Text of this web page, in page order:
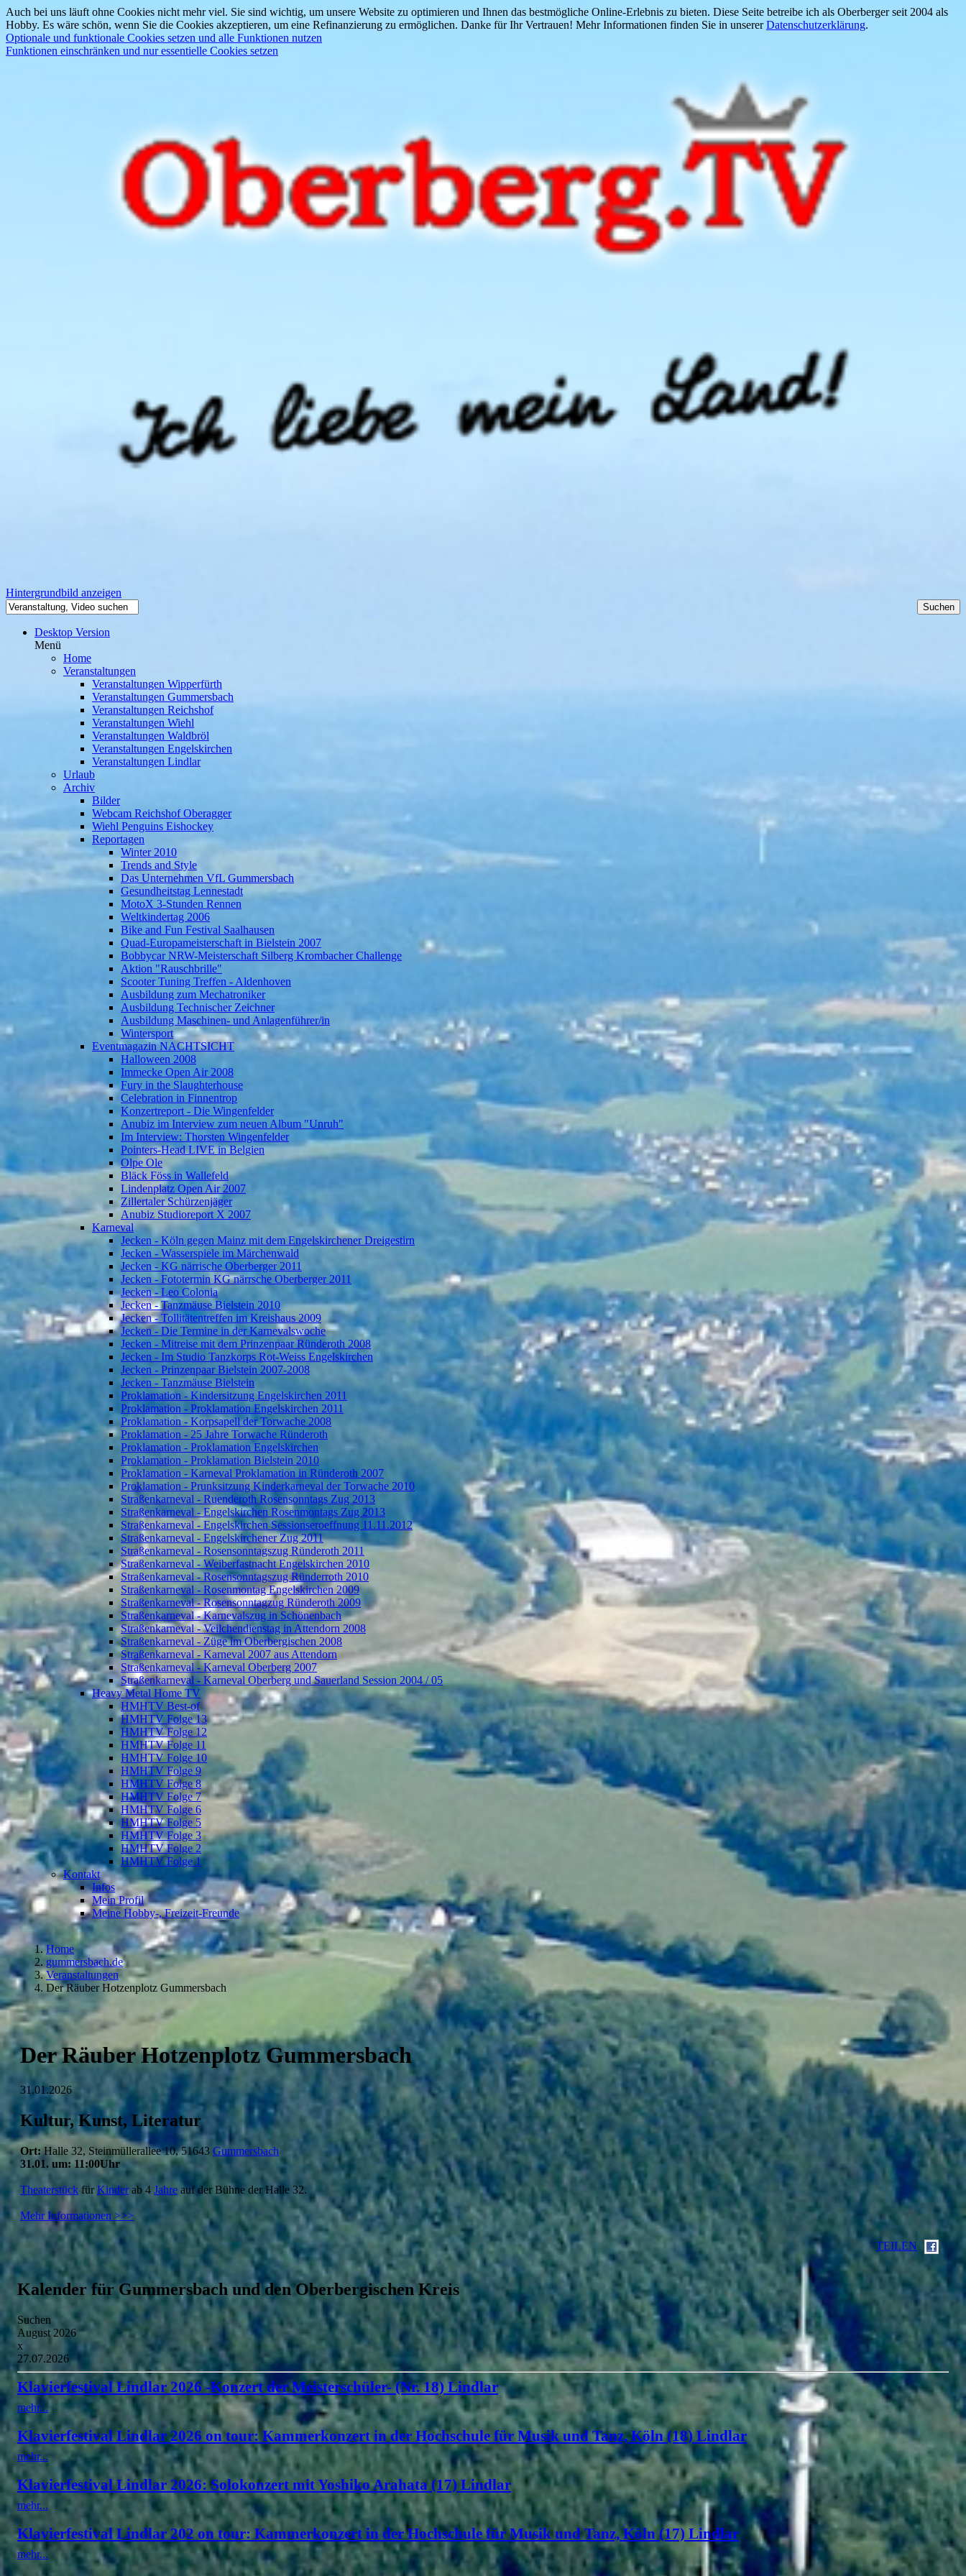
Auch bei uns läuft ohne Cookies nicht mehr viel. Sie sind wichtig, um unsere Website zu optimieren und Ihnen das bestmögliche Online-Erlebnis zu bieten. Diese Seite betreibe ich als Oberberger seit 2004 als
Hobby. Es wäre schön, wenn Sie die Cookies akzeptieren, um eine Refinanzierung zu ermöglichen. Danke für Ihr Vertrauen! Mehr Informationen finden Sie in unsererDatenschutzerklärung.
Optionale und funktionale Cookies setzen und alle Funktionen nutzen
Funktionen einschränken und nur essentielle Cookies setzen
Hintergrundbild anzeigen
Desktop Version
Menü
Home
Veranstaltungen
Veranstaltungen Wipperfürth
Veranstaltungen Gummersbach
Veranstaltungen Reichshof
Veranstaltungen Wiehl
Veranstaltungen Waldbröl
Veranstaltungen Engelskirchen
Veranstaltungen Lindlar
Urlaub
Archiv
Bilder
Webcam Reichshof Oberagger
Wiehl Penguins Eishockey
Reportagen
Winter 2010
Trends and Style
Das Unternehmen VfL Gummersbach
Gesundheitstag Lennestadt
MotoX 3-Stunden Rennen
Weltkindertag 2006
Bike and Fun Festival Saalhausen
Quad-Europameisterschaft in Bielstein 2007
Bobbycar NRW-Meisterschaft Silberg Krombacher Challenge
Aktion "Rauschbrille"
Scooter Tuning Treffen - Aldenhoven
Ausbildung zum Mechatroniker
Ausbildung Technischer Zeichner
Ausbildung Maschinen- und Anlagenführer/in
Wintersport
Eventmagazin NACHTSICHT
Halloween 2008
Immecke Open Air 2008
Fury in the Slaughterhouse
Celebration in Finnentrop
Konzertreport - Die Wingenfelder
Anubiz im Interview zum neuen Album "Unruh"
Im Interview: Thorsten Wingenfelder
Pointers-Head LIVE in Belgien
Olpe Ole
Bläck Föss in Wallefeld
Lindenplatz Open Air 2007
Zillertaler Schürzenjäger
Anubiz Studioreport X 2007
Karneval
Jecken - Köln gegen Mainz mit dem Engelskirchener Dreigestirn
Jecken - Wasserspiele im Märchenwald
Jecken - KG närrische Oberberger 2011
Jecken - Fototermin KG närrsche Oberberger 2011
Jecken - Leo Colonia
Jecken - Tanzmäuse Bielstein 2010
Jecken - Tollitätentreffen im Kreishaus 2009
Jecken - Die Termine in der Karnevalswoche
Jecken - Mitreise mit dem Prinzenpaar Ründeroth 2008
Jecken - Im Studio Tanzkorps Rot-Weiss Engelskirchen
Jecken - Prinzenpaar Bielstein 2007-2008
Jecken - Tanzmäuse Bielstein
Proklamation - Kindersitzung Engelskirchen 2011
Proklamation - Proklamation Engelskirchen 2011
Proklamation - Korpsapell der Torwache 2008
Proklamation - 25 Jahre Torwache Ründeroth
Proklamation - Proklamation Engelskirchen
Proklamation - Proklamation Bielstein 2010
Proklamation - Karneval Proklamation in Ründeroth 2007
Proklamation - Prunksitzung Kinderkarneval der Torwache 2010
Straßenkarneval - Ruenderoth Rosensonntags Zug 2013
Straßenkarneval - Engelskirchen Rosenmontags Zug 2013
Straßenkarneval - Engelskirchen Sessionseroeffnung 11.11.2012
Straßenkarneval - Engelskirchener Zug 2011
Straßenkarneval - Rosensonntagszug Ründeroth 2011
Straßenkarneval - Weiberfastnacht Engelskirchen 2010
Straßenkarneval - Rosensonntagszug Ründerroth 2010
Straßenkarneval - Rosenmontag Engelskirchen 2009
Straßenkarneval - Rosensonntagzug Ründeroth 2009
Straßenkarneval - Karnevalszug in Schönenbach
Straßenkarneval - Veilchendienstag in Attendorn 2008
Straßenkarneval - Züge im Oberbergischen 2008
Straßenkarneval - Karneval 2007 aus Attendorn
Straßenkarneval - Karneval Oberberg 2007
Straßenkarneval - Karneval Oberberg und Sauerland Session 2004 / 05
Heavy Metal Home TV
HMHTV Best-of
HMHTV Folge 13
HMHTV Folge 12
HMHTV Folge 11
HMHTV Folge 10
HMHTV Folge 9
HMHTV Folge 8
HMHTV Folge 7
HMHTV Folge 6
HMHTV Folge 5
HMHTV Folge 3
HMHTV Folge 2
HMHTV Folge 1
Kontakt
Infos
Mein Profil
Meine Hobby-, Freizeit-Freunde
Home
gummersbach.de
Veranstaltungen
Der Räuber Hotzenplotz Gummersbach
Der Räuber Hotzenplotz Gummersbach
31.01.2026
Kultur, Kunst, Literatur
Ort:Halle 32, Steinmüllerallee 10, 51643 Gummersbach
31.01. um: 11:00Uhr
Theaterstück fürKinderab 4 Jahre auf der Bühne der Halle 32.
Mehr Informationen >>>
TEILEN
Kalender für Gummersbach und den Oberbergischen Kreis
Suchen
August 2026
x
27.07.2026
Klavierfestival Lindlar 2026 -Konzert der Meisterschüler- (Nr. 18) Lindlar
mehr...
Klavierfestival Lindlar 2026 on tour: Kammerkonzert in der Hochschule für Musik und Tanz, Köln (18) Lindlar
mehr...
Klavierfestival Lindlar 2026: Solokonzert mit Yoshiko Arahata (17) Lindlar
mehr...
Klavierfestival Lindlar 202 on tour: Kammerkonzert in der Hochschule für Musik und Tanz, Köln (17) Lindlar
mehr...